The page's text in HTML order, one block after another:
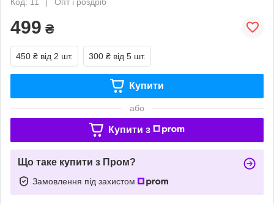
499 ₴
450 ₴ від 2 шт. 300 ₴ від 5 шт.
Купити
або
Купити з
Що таке купити з Пром?
Замовлення під захистом